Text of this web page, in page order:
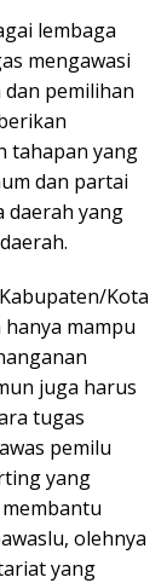
lembaga
mengawasi
pemilihan
tahapan yang
dan partai
daerah yang
Kota
mampu
juga harus
tugas
pemilu
yang
olehnya
yang